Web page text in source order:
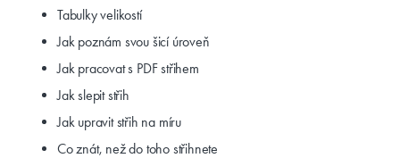
Tabulky velikostí
Jak poznám svou šicí úroveň
Jak pracovat s PDF střihem
Jak slepit střih
Jak upravit střih na míru
Co znát, než do toho střihnete